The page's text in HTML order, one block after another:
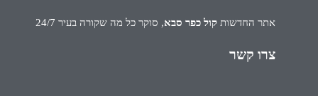
אתר החדשות קול כפר סבא, סוקר כל מה שקורה בעיר 24/7
צרו קשר